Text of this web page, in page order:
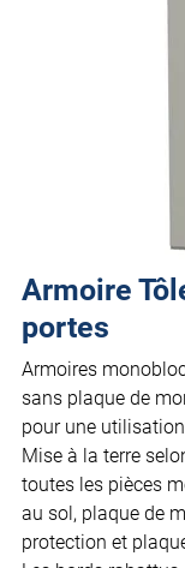
Armoire
portes
Armoires
sans plaque de
pour une
Mise à la terre
toutes les pièces
au sol, plaque de
protection et